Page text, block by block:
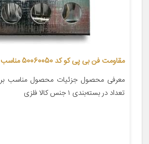
مقاومت فن بی پی کو کد 50060050 مناسب برای پراید
معرفی محصول جزئیات محصول مناسب
تعداد در بسته‌بندی ۱ جنس کالا فلزی